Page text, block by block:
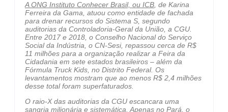
A ONG Instituto Conhecer Brasil, ou ICB , de Karina
Ferreira da Gama, atuou como entidade de fachada
para drenar recursos do Sistema S, segundo
auditorias da Controladoria-Geral da União, a CGU.
Entre 2017 e 2018, o Conselho Nacional do Serviço
Social da Indústria, o CN-Sesi, repassou cerca de R$
11 milhões para a organização realizar a Feira da
Cidadania em sete estados brasileiros – além da
Fórmula Truck Kids, no Distrito Federal. Os
levantamentos mostram que ao menos R$ 2,4 milhões
desse total foram superfaturados.
O raio-X das auditorias da CGU escancara uma
sangria milionária e sistemática. Apenas no Pará, o